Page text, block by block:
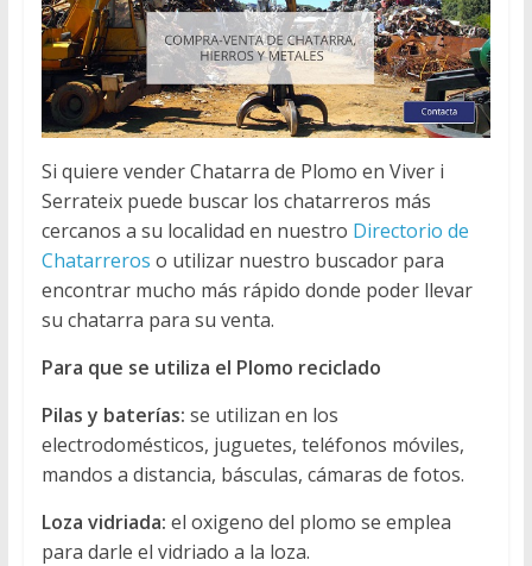
Si quiere vender Chatarra de Plomo en Viver i
Serrateix puede buscar los chatarreros más
cercanos a su localidad en nuestro Directorio de
Chatarreros o utilizar nuestro buscador para
encontrar mucho más rápido donde poder llevar
su chatarra para su venta.
Para que se utiliza el Plomo reciclado
Pilas y baterías: se utilizan en los
electrodomésticos, juguetes, teléfonos móviles,
mandos a distancia, básculas, cámaras de fotos.
Loza vidriada: el oxigeno del plomo se emplea
para darle el vidriado a la loza.